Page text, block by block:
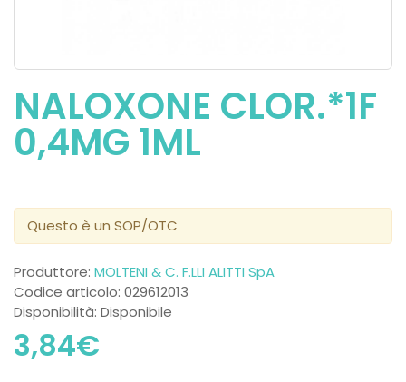
NALOXONE CLOR.*1F
0,4MG 1ML
Questo è un SOP/OTC
Produttore: MOLTENI & C. F.LLI ALITTI SpA
Codice articolo: 029612013
Disponibilità: Disponibile
3,84€